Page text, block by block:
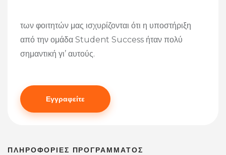
των φοιτητών μας ισχυρίζονται ότι η υποστήριξη
από την ομάδα Student Success ήταν πολύ
σημαντική γι’ αυτούς.
Εγγραφείτε
ΠΛΗΡΟΦΟΡΙΕΣ ΠΡΟΓΡΑΜΜΑΤΟΣ